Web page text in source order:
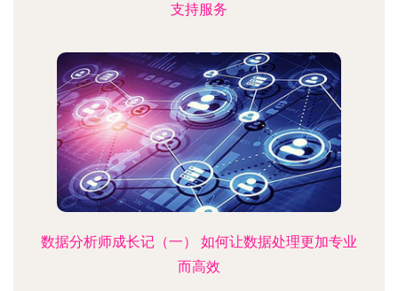
支持服务
数据分析师成长记（一） 如何让数据处理更加专业
而高效